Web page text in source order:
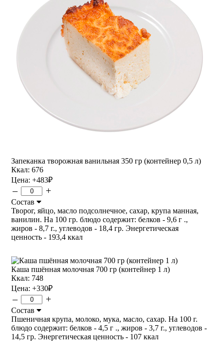
Запеканка творожная ванильная 350 гр (контейнер 0,5 л)
Ккал: 676
Цена: +483₽
– +
Состав
Творог, яйцо, масло подсолнечное, сахар, крупа манная,
ванилин. На 100 гр. блюдо содержит: белков - 9,6 г .,
жиров - 8,7 г., углеводов - 18,4 гр. Энергетическая
ценность - 193,4 ккал
Каша пшённая молочная 700 гр (контейнер 1 л)
Ккал: 748
Цена: +330₽
– +
Состав
Пшеничная крупа, молоко, мука, масло, сахар. На 100 г.
блюдо содержит: белков - 4,5 г ., жиров - 3,7 г., углеводов -
14,5 гр. Энергетическая ценность - 107 ккал